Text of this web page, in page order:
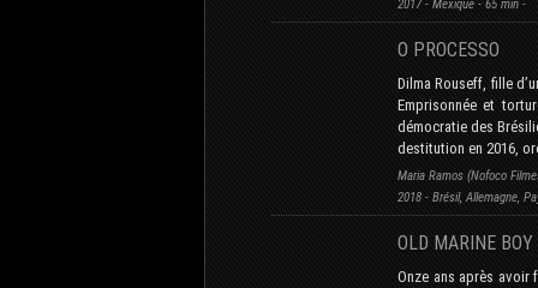
2017 - Mexique - 65 min -
O PROCESSO
Dilma Rouseff, fille
Emprisonnée et
démocratie des
destitution en 2016,
Maria Ramos (Nofoco
2018 - Brésil, Allemagne,
OLD MARINE BOY
Onze ans après avoir